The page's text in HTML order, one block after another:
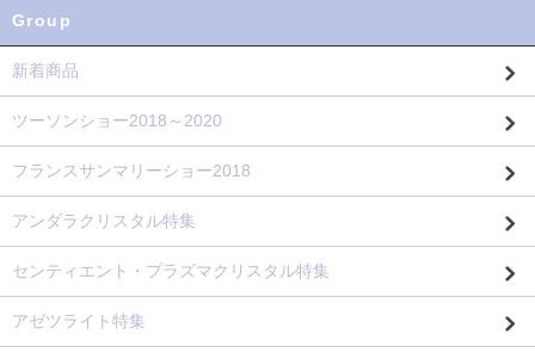
Group
新着商品
ツーソンショー2018～2020
フランスサンマリーショー2018
アンダラクリスタル特集
センティエント・プラズマクリスタル特集
アゼツライト特集